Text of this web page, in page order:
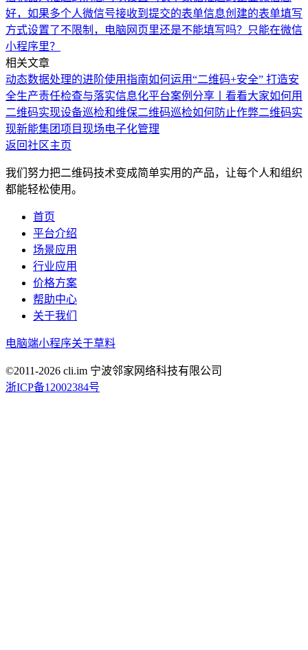
好，如果多个人微信号接收到提交的表单信息创建的表单填写
方式设置了不限制，电脑网页里还是不能填写吗？只能在微信
小程序里？
相关文章
动态数据处理的进阶使用指南如何运用“二维码+安全” 打造安
全生产责任检查与落实信息化平台案例分享丨看看大家如何用
二维码实现设备巡检和维保二维码巡检如何防止作弊二维码实
现新能集团项目现场电子化管理
返回社区主页
我们努力把二维码技术变成简单实用的产品，让每个人和组织
都能轻松使用。
首页
平台介绍
场景应用
行业应用
价格方案
帮助中心
关于我们
电脑端小程序关于草料
©2011-2026 cli.im 宁波邻家网络科技有限公司
浙ICP备12002384号